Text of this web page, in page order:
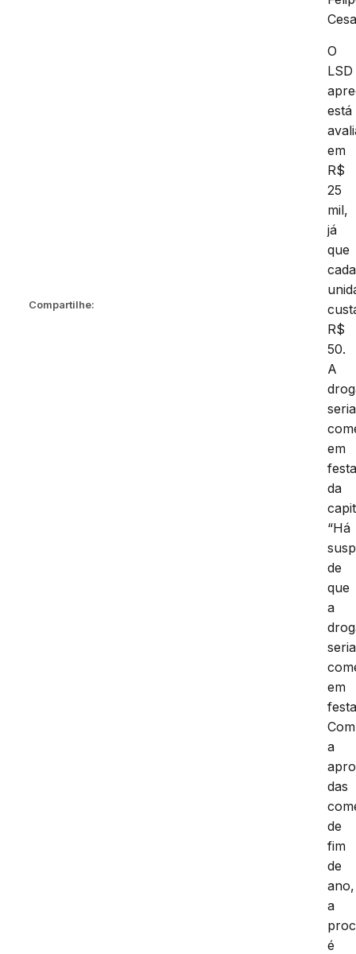
Compartilhe:
O
LSD
está
em
R$
25
mil,
já
que
cada
R$
50.
A
seria
em
da
“Há
de
que
a
seria
em
Com
a
das
de
fim
de
ano,
a
é